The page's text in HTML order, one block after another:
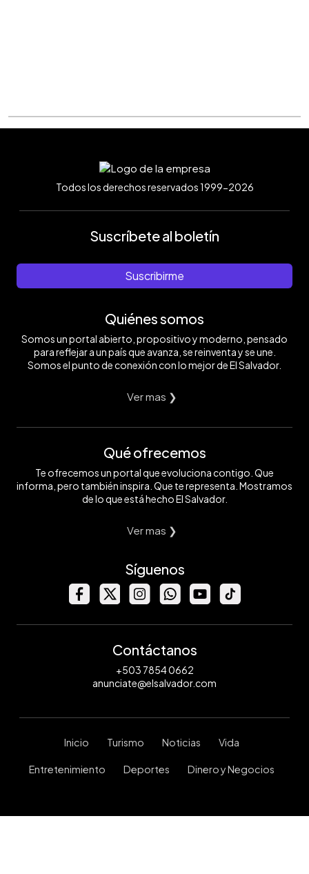
Todos los derechos reservados 1999-2026
Suscríbete al boletín
Suscribirme
Quiénes somos
Somos un portal abierto, propositivo y moderno, pensado
para reflejar a un país que avanza, se reinventa y se une.
Somos el punto de conexión con lo mejor de El Salvador.
Ver mas ❯
Qué ofrecemos
Te ofrecemos un portal que evoluciona contigo. Que
informa, pero también inspira. Que te representa. Mostramos
de lo que está hecho El Salvador.
Ver mas ❯
Síguenos
Contáctanos
+503 7854 0662
anunciate@elsalvador.com
Inicio Turismo Noticias Vida
Entretenimiento Deportes Dinero y Negocios